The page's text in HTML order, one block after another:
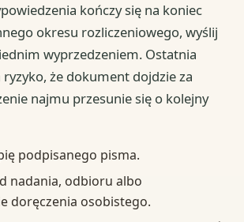
kończy się na koniec
okresu rozliczeniowego, wyślij
wyprzedzeniem. Ostatnia
ryzyko, że dokument dojdzie za
najmu przesunie się o kolejny
podpisanego pisma.
nadania, odbioru albo
doręczenia osobistego.